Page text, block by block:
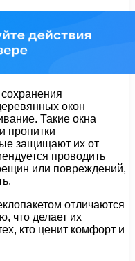
окон
Такие окна
пропитки
защищают их от
проводить
или повреждений,
отличаются
что делает их
кто ценит комфорт и